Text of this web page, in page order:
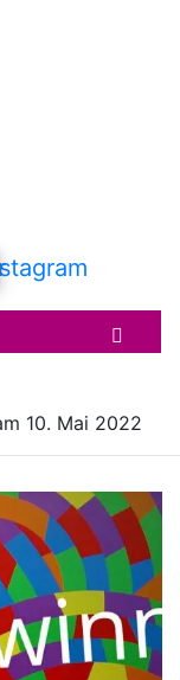
10. Mai 2022